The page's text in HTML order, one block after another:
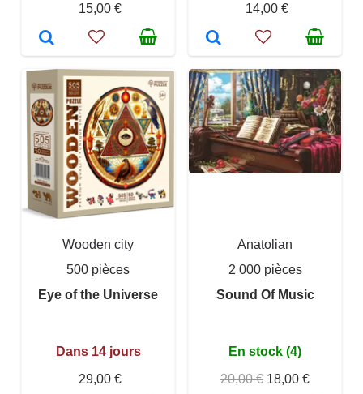
15,00 €
14,00 €
Wooden city
500 pièces
Eye of the Universe
Dans 14 jours
29,00 €
Anatolian
2 000 pièces
Sound Of Music
En stock (4)
20,00 € 18,00 €